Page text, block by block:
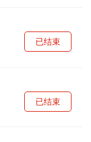
已结束
已结束